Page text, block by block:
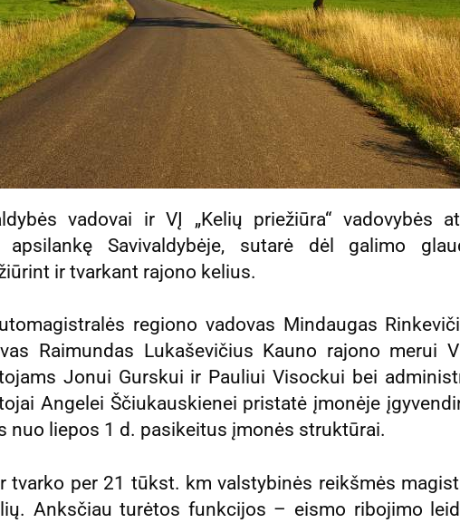
vadovai ir VĮ „Kelių priežiūra“ vadovybės
Savivaldybėje, sutarė dėl galimo
ir tvarkant rajono kelius.
regiono vadovas Mindaugas
Raimundas Lukaševičius Kauno rajono merui
Jonui Gurskui ir Pauliui Visockui bei
Angelei Ščiukauskienei pristatė įmonėje
nuo liepos 1 d. pasikeitus įmonės struktūrai.
tvarko per 21 tūkst. km valstybinės reikšmės
Anksčiau turėtos funkcijos – eismo ribojimo